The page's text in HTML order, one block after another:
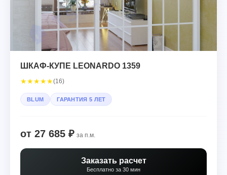
ШКАФ-КУПЕ LEONARDO 1359
★★★★★(16)
BLUM ГАРАНТИЯ 5 ЛЕТ
от 27 685 ₽ за п.м.
Заказать расчет
Бесплатно за 30 мин